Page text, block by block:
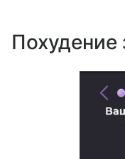
Похудение